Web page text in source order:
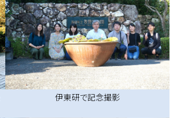
伊東研で記念撮影